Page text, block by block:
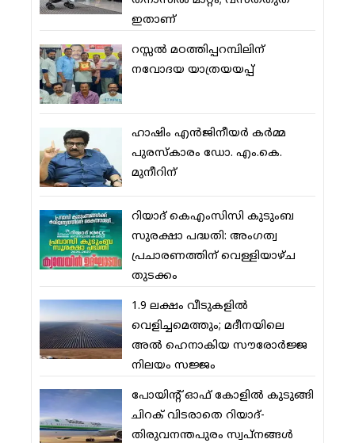
ഇതാണ്
റസ്സല്‍ മഠത്തിപ്പറമ്പിലിന്
നവോദയ യാത്രയയപ്പ്
ഹാഷിം എന്‍ജിനീയര്‍ കര്‍മ്മ
പുരസ്‌കാരം ഡോ. എം.കെ.
മുനീറിന്
റിയാദ് കെഎംസിസി കുടുംബ
സുരക്ഷാ പദ്ധതി: അംഗത്വ
പ്രചാരണത്തിന് വെള്ളിയാഴ്ച
തുടക്കം
1.9 ലക്ഷം വീടുകളില്‍
വെളിച്ചമെത്തും; മദീനയിലെ
അല്‍ ഹെനാകിയ സൗരോര്‍ജ്ജ
നിലയം സജ്ജം
പോയിന്റ് ഓഫ് കോളില്‍ കുടുങ്ങി
ചിറക് വിടരാതെ റിയാദ്-
തിരുവനന്തപുരം സ്വപ്നങ്ങള്‍